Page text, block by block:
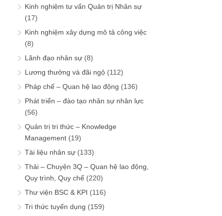
Kinh nghiệm tư vấn Quản trị Nhân sự
(17)
Kinh nghiệm xây dựng mô tả công việc
(8)
Lãnh đạo nhân sự (8)
Lương thưởng và đãi ngộ (112)
Pháp chế – Quan hệ lao động (136)
Phát triển – đào tạo nhân sự nhân lực
(56)
Quản trị tri thức – Knowledge
Management (19)
Tài liệu nhân sự (133)
Thải – Chuyện 3Q – Quan hệ lao động,
Quy trình, Quy chế (220)
Thư viện BSC & KPI (116)
Tri thức tuyển dụng (159)